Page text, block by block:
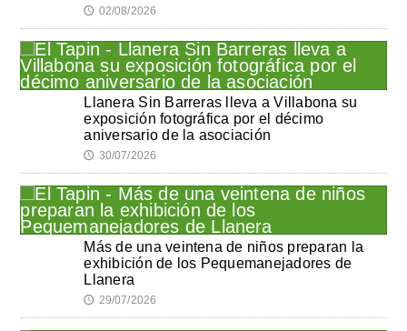
🕔 02/08/2026
Llanera Sin Barreras lleva a Villabona su
exposición fotográfica por el décimo
aniversario de la asociación
🕔 30/07/2026
Más de una veintena de niños preparan la
exhibición de los Pequemanejadores de
Llanera
🕔 29/07/2026